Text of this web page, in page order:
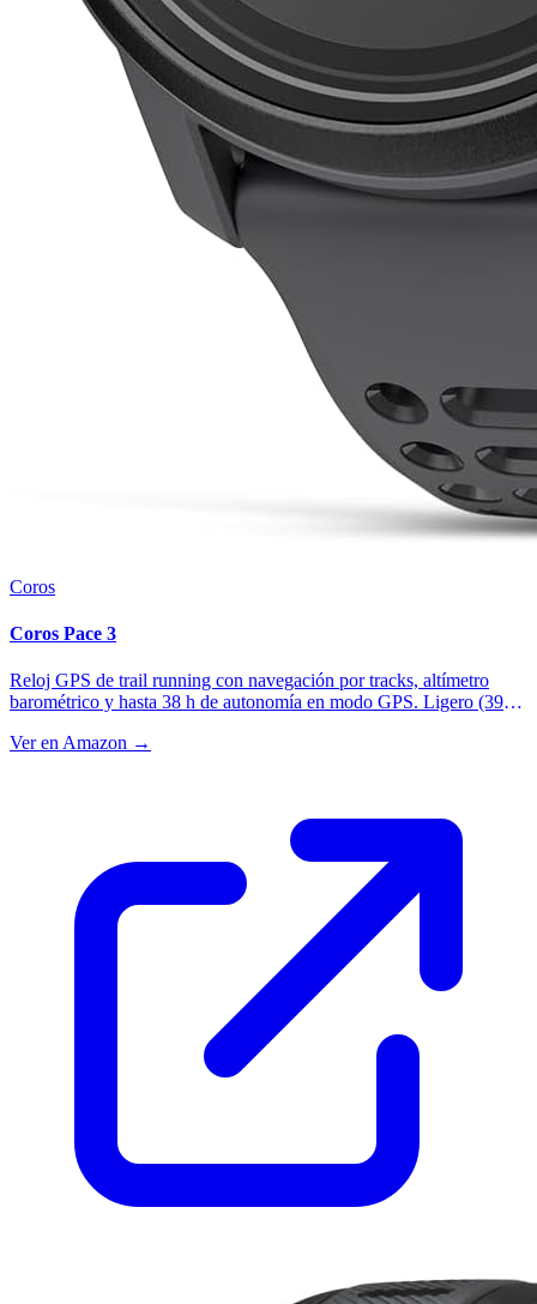
Coros
Coros Pace 3
Reloj GPS de trail running con navegación por tracks, altímetro
barométrico y hasta 38 h de autonomía en modo GPS. Ligero (39
para orientación en montaña.
Ver en Amazon →